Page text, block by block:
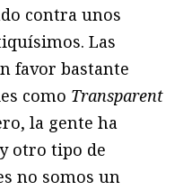
contra unos
Las
favor bastante
como Transparent
la gente ha
otro tipo de
no somos un